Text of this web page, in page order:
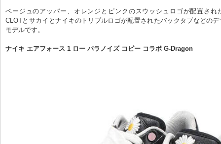
ベージュのアッパー、オレンジとピンクのスウッシュロゴが配置され
CLOTとサカイとナイキのトリプルロゴが配置されたバックタブなどの
モデルです。
ナイキ エアフォース 1 ロー パラノイズ コピー コラボ G-Dragon